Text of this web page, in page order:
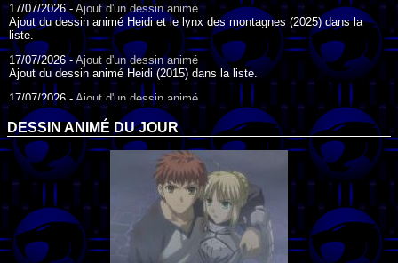
17/07/2026 - Ajout d'un dessin animé
Ajout du dessin animé Heidi et le lynx des montagnes (2025) dans la
liste.
17/07/2026 -Ajout d'un dessin animé
Ajout du dessin animé Heidi (2015) dans la liste.
17/07/2026 - Ajout d'un dessin animé
Ajout du dessin animé Heidi (1995) dans la liste.
09/07/2026 -Ajout d'un dessin animé
Ajout du dessin animé Genki l'Aventurier de la Chance (2006) dans la
liste.
04/07/2026 - Ajout d'un dessin animé
Ajout du dessin animé Vilain Petit Canard (2000) dans la liste.
04/07/2026 -Ajout d'un dessin animé
Ajout du dessin animé Le Noël du vilain petit canard (2003) dans la liste.
DESSIN ANIMÉ DU JOUR